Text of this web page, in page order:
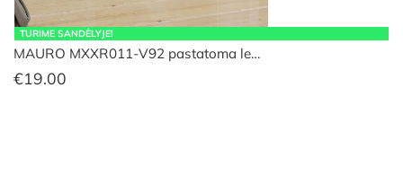
TURIME SANDĖLYJE!
MAURO MXXR011-V92 pastatoma le…
€19.00